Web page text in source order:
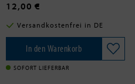
12,00 €
Versandkostenfrei in DE
In den Warenkorb
SOFORT LIEFERBAR